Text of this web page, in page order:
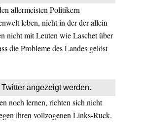
allermeisten Politikern
leben, nicht in der der allein
nicht mit Leuten wie Laschet über
die Probleme des Landes gelöst
angezeigt werden.
noch lernen, richten sich nicht
ihren vollzogenen Links-Ruck.